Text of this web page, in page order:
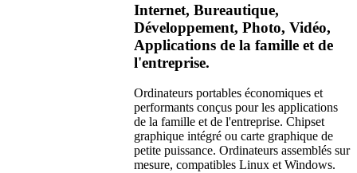
Internet, Bureautique,
Développement, Photo, Vidéo,
Applications de la famille et de
l'entreprise.
Ordinateurs portables économiques et
performants conçus pour les applications
de la famille et de l'entreprise. Chipset
graphique intégré ou carte graphique de
petite puissance. Ordinateurs assemblés sur
mesure, compatibles Linux et Windows.